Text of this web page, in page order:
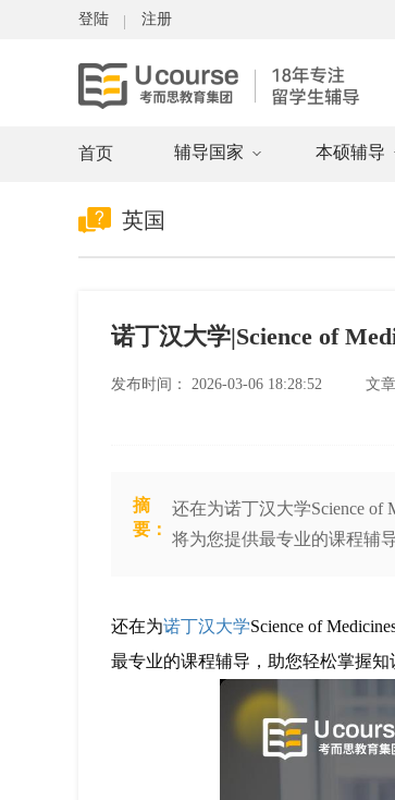
登陆 注册
首页 辅导国家 本硕辅导
英国
诺丁汉大学|Science of
发布时间： 2026-03-06 18:28:52 文
摘
要：
还在为诺丁汉大学Science of
将为您提供最专业的课程辅
还在为诺丁汉大学Science of
最专业的课程辅导，助您轻松掌握知